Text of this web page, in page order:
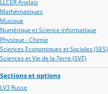
LLCER Anglais
Mathématiques
Musique
Numérique et Science informatique
Physique - Chimie
Sciences Economiques et Sociales (SES)
Sciences et Vie de la Terre (SVT)
Sections et options
LV3 Russe